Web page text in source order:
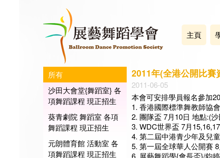
主頁
所有
沙田大會堂{舞蹈室} 各
項舞蹈課程 現正招生
葵青劇院 舞蹈室 各項
舞蹈課程 現正招生
元朗體育館 活動室 各
項舞蹈課程 現正招生
2011年(全港公開比賽
2011-06-05
本會可安排學員報名參加
1. 香港國際標準舞教師協
2. 團隊盃 7月10日 地點:(
3. WDC世界盃 7月
4. 第二屆中港青少年及兒
5. 第一屆全球華人公開賽
6. 展藝舞蹈學{會長盃}/鈞